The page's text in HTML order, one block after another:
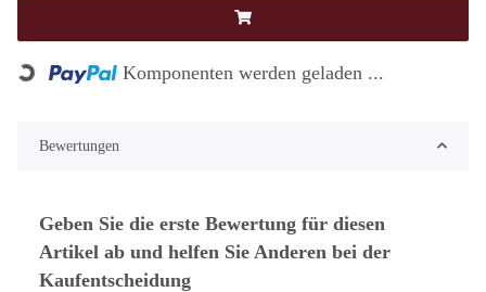
Loading... Komponenten werden geladen ...
Bewertungen
Geben Sie die erste Bewertung für diesen
Artikel ab und helfen Sie Anderen bei der
Kaufentscheidung